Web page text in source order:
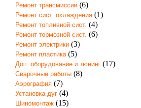
Ремонт трансмиссии (6)
Ремонт сист. охлаждения (1)
Ремонт топливной сист. (4)
Ремонт тормозной сист. (6)
Ремонт электрики (3)
Ремонт пластика (5)
Доп. оборудование и тюнинг (17)
Сварочные работы (8)
Аэрография (7)
Установка дуг (4)
Шиномонтаж (15)